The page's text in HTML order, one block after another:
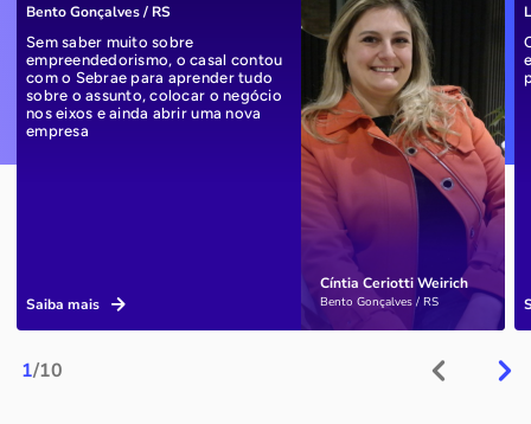
1/10
Cíntia Ceriotti Weirich
Bento Gonçalves / RS
Bento Gonçalves / RS
Sem saber muito sobre
empreendedorismo, o casal contou
com o Sebrae para aprender tudo
sobre o assunto, colocar o negócio
nos eixos e ainda abrir uma nova
empresa
Saiba mais